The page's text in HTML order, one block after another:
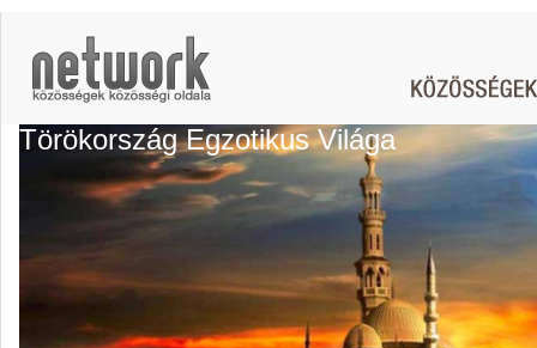
Törökország Egzotikus Világa